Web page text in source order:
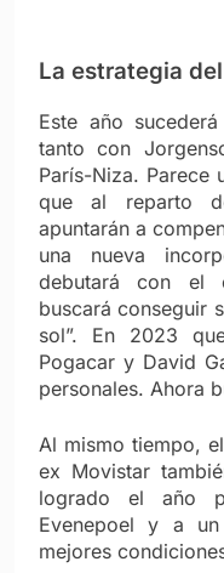
La estrategia
Este año
tanto con
París-Niza. Parece
que al reparto
apuntarán a
una nueva
debutará con el
buscará conseguir
sol”. En 2023
Pogacar y David
personales. Ahora
Al mismo tiempo,
ex Movistar
logrado el año
Evenepoel y a
mejores